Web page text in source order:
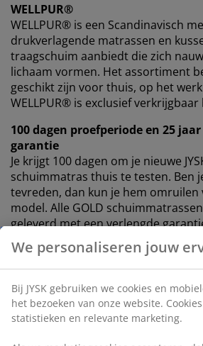
WELLPUR®
WELLPUR® is een Scandinavisch
drukverlagende matrassen en
traagschuim aanbiedt die zich
lichaam vormen. Het assortiment
geschikt zijn voor thuis, op het
WELLPUR® is exclusief verkrijgbaar
100 dagen proefperiode en 25
garantie
Je krijgt 100 dagen om je nieuwe
schuimmatras thuis te testen. Ben
tevreden, dan kun je hem
model. Alle GOLD
geleverd met een verlengde
Productiegeur verdwijnt na
Wanneer je een nieuwe matras
productiegeur opmerken. Dit is
en verdwijnt na verloop van tijd.
luchten of stofzuigen kan dit proces